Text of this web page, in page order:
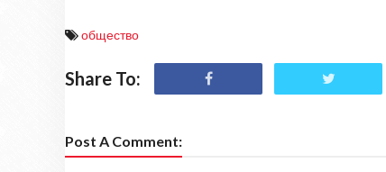
общество
Share To:
Post A Comment: